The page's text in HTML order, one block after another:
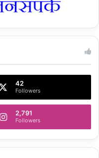
42
Followers
2,791
Followers